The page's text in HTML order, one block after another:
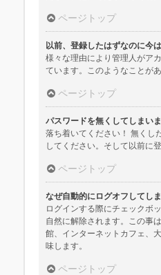
ページトップ
以前、登録したはずなのに今
様々な理由により管理人がア
ています。このようなことが
ページトップ
パスワードを無くしてしまいま
落ち着いてください！ 無くし
してください。そして以前に
ページトップ
なぜ自動的にログオフしてし
ログインする際にチェックボ
自然に解除されます。この事
館、インターネットカフェ、
味します。
ページトップ